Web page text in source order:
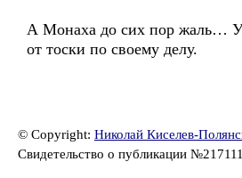
А Монаха до сих пор жаль…
от тоски по своему делу.
© Copyright: Николай Киселев-
Свидетельство о публикации